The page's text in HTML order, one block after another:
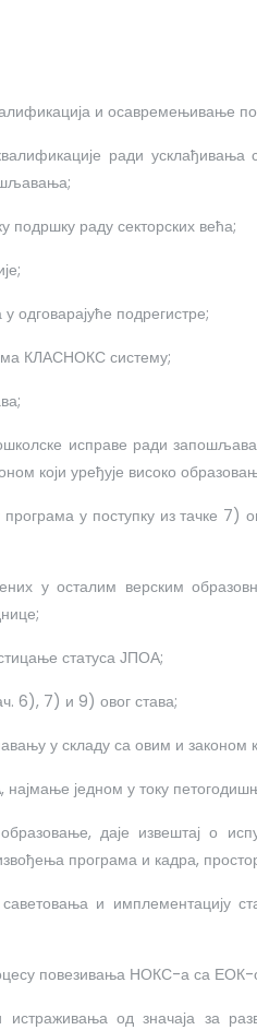
и осавремењивање
ради
подршку раду секторских већа;
одговарајуће подрегистре;
КЛАСНОКС систему;
исправе ради
који уређује високо
у поступку из тачке 7)
у осталим верским
статуса ЈПОА;
6), 7) и 9) овог става;
у складу са овим и законом
једном у току
даје извештај о
програма и кадра,
и имплементацију
повезивања НОКС-а са
истраживања од значаја за